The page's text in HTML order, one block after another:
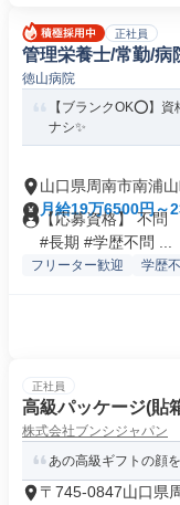
正社員
管理栄養士/常勤/病
徳山病院
【ブランクOK⭕️】
ナシ✨
山口県周南市南浦
月給19万6500円～
【応募資格】 不問
#長期 #学歴不問 ...
フリーター歓迎 学歴
正社員
高級パッケージ(貼
株式会社ブンシジャパン
あの高級ギフトの顔
〒745-0847山口県